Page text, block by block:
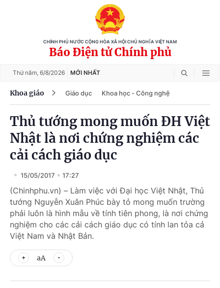
CHÍNH PHỦ NƯỚC CỘNG HÒA XÃ HỘI CHỦ NGHĨA VIỆT NAM
Báo Điện tử Chính phủ
Thứ năm, 6/8/2026 MỚI NHẤT
Khoa giáo Giáo dục Khoa học - Công nghệ
Thủ tướng mong muốn ĐH Việt
Nhật là nơi chứng nghiệm các
cải cách giáo dục
15/05/2017 17:27
(Chinhphu.vn) – Làm việc với Đại học Việt Nhật, Thủ
tướng Nguyễn Xuân Phúc bày tỏ mong muốn trường
phải luôn là hình mẫu về tính tiên phong, là nơi chứng
nghiệm cho các cải cách giáo dục có tính lan tỏa cả
Việt Nam và Nhật Bản.
aA